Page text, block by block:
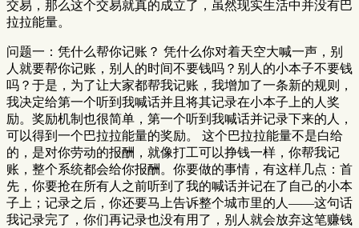
交易，那么这个交易就真的成立了，虽然现实生活中并没有巴
拉拉能量。
问题一：凭什么帮你记账？ 凭什么你对着天空大喊一声，别
人就要帮你记账，别人的时间不要钱吗？别人的小本子不要钱
吗？于是，为了让大家都帮我记账，我增加了一条新的规则，
我决定给第一个听到我喊话并且将其记录在小本子上的人奖
励。奖励机制也很简单，第一个听到我喊话并记录下来的人，
可以得到一个巴拉拉能量的奖励。 这个巴拉拉能量不是白给
的，是对你劳动的报酬，就像打工可以挣钱一样，你帮我记
账，整个系统都会给你报酬。你要做的事情，有这样几点：首
先，你要抢在所有人之前听到了我的喊话并记在了自己的小本
子上；记录之后，你还要马上告诉整个城市里的人——这句话
我记录完了，你们再记录也没有用了，别人就会放弃这笔赚钱